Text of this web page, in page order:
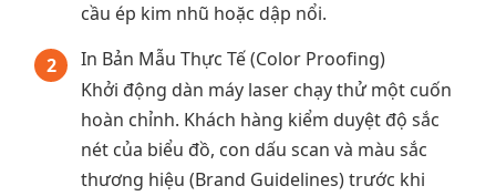
cầu ép kim nhũ hoặc dập nổi.
2
In Bản Mẫu Thực Tế (Color Proofing)
Khởi động dàn máy laser chạy thử một cuốn
hoàn chỉnh. Khách hàng kiểm duyệt độ sắc
nét của biểu đồ, con dấu scan và màu sắc
thương hiệu (Brand Guidelines) trước khi